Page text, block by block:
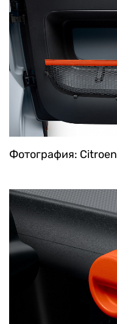
Фотография: Citroen